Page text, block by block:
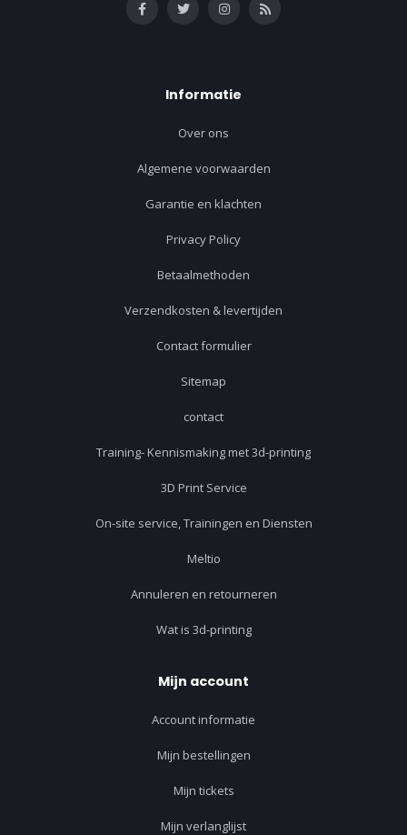
Informatie
Over ons
Algemene voorwaarden
Garantie en klachten
Privacy Policy
Betaalmethoden
Verzendkosten & levertijden
Contact formulier
Sitemap
contact
Training- Kennismaking met 3d-printing
3D Print Service
On-site service, Trainingen en Diensten
Meltio
Annuleren en retourneren
Wat is 3d-printing
Mijn account
Account informatie
Mijn bestellingen
Mijn tickets
Mijn verlanglijst